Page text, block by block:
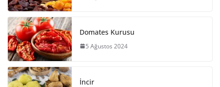
Domates Kurusu
5 Ağustos 2024
İncir